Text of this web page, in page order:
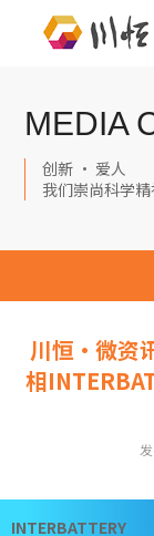
MEDIA
创新 · 爱人
我们崇尚科学
川恒·微资
相
INTERBATTERY